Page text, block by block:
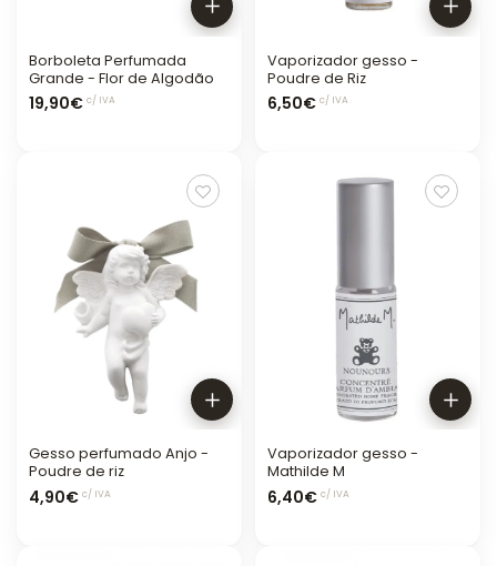
Borboleta Perfumada
Grande - Flor de Algodão
19,90€ c/ IVA
Vaporizador gesso -
Poudre de Riz
6,50€ c/ IVA
Gesso perfumado Anjo -
Poudre de riz
4,90€ c/ IVA
Vaporizador gesso -
Mathilde M
6,40€ c/ IVA